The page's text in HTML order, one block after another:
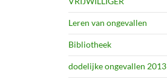
Leren van ongevallen
Bibliotheek
dodelijke ongevallen 2013